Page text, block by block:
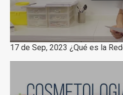
17 de Sep, 2023 ¿Qué es la